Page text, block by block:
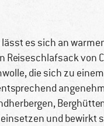
lässt es sich an
Reiseschlafsack von
die sich zu
und bewirkt